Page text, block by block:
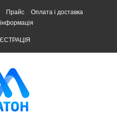
Прайс
Оплата і доставка